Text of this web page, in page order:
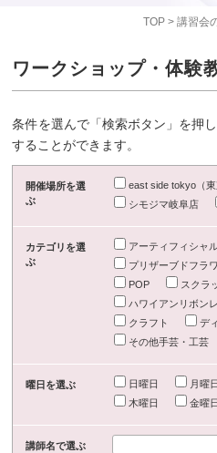
TOP> 講習会
ワークショップ・体験
条件を選んで「検索ボタン」を押
することができます。
開催場所を選
ぶ
east side tokyo（東
シモジマ岐阜店
カテゴリを選
ぶ
アーティフィシャ
プリザーブドフラ
POP
スクラ
ハワイアンリボン
クラフト
デ
その他手芸・工芸
曜日を選ぶ 日曜日 月曜日
木曜日
金曜日
講師名で選ぶ